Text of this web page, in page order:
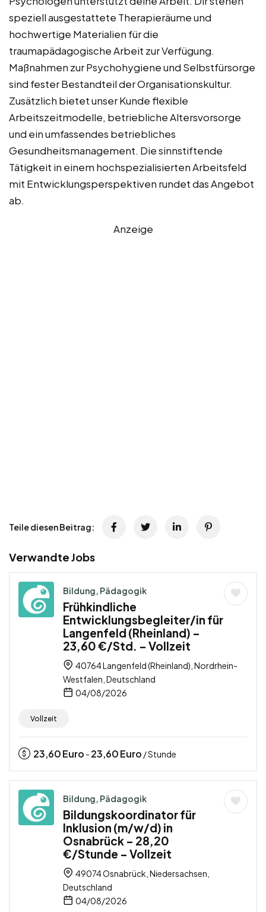
speziell ausgestattete Therapieräume und
hochwertige Materialien für die
traumapädagogische Arbeit zur Verfügung.
Maßnahmen zur Psychohygiene und Selbstfürsorge
sind fester Bestandteil der Organisationskultur.
Zusätzlich bietet unser Kunde flexible
Arbeitszeitmodelle, betriebliche Altersvorsorge
und ein umfassendes betriebliches
Gesundheitsmanagement. Die sinnstiftende
Tätigkeit in einem hochspezialisierten Arbeitsfeld
mit Entwicklungsperspektiven rundet das Angebot
ab.
Anzeige
Teile diesen Beitrag:
Verwandte Jobs
Bildung, Pädagogik
Frühkindliche
Entwicklungsbegleiter/in für
Langenfeld (Rheinland) –
23,60 €/Std. – Vollzeit
40764 Langenfeld (Rheinland), Nordrhein-
Westfalen, Deutschland
04/08/2026
Vollzeit
23,60Euro - 23,60Euro / Stunde
Bildung, Pädagogik
Bildungskoordinator für
Inklusion (m/w/d) in
Osnabrück – 28,20
€/Stunde – Vollzeit
49074 Osnabrück, Niedersachsen,
Deutschland
04/08/2026